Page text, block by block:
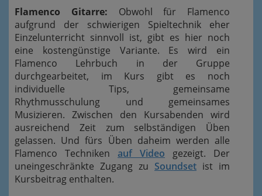
Flamenco Gitarre: Obwohl für Flamenco
aufgrund der schwierigen Spieltechnik eher
Einzelunterricht sinnvoll ist, gibt es hier noch
eine kostengünstige Variante. Es wird ein
Flamenco Lehrbuch in der Gruppe
durchgearbeitet, im Kurs gibt es noch
individuelle Tips, gemeinsame
Rhythmusschulung und gemeinsames
Musizieren. Zwischen den Kursabenden wird
ausreichend Zeit zum selbständigen Üben
gelassen. Und fürs Üben daheim werden alle
Flamenco Techniken auf Video gezeigt. Der
uneingeschränkte Zugang zu Soundset ist im
Kursbeitrag enthalten.